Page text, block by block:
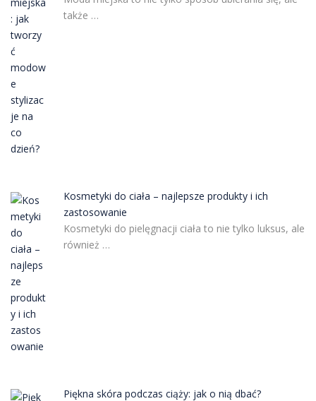
także …
Kosmetyki do ciała – najlepsze produkty i ich
zastosowanie
Kosmetyki do pielęgnacji ciała to nie tylko luksus, ale
również …
Piękna skóra podczas ciąży: jak o nią dbać?